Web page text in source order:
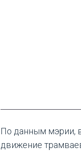
По данным мэрии,
движение